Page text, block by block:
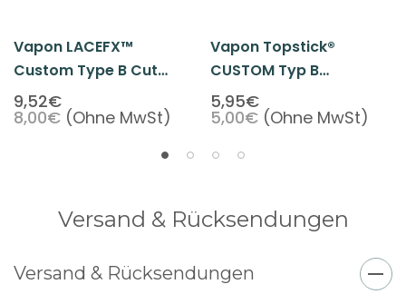
Vapon LACEFX™
Custom Type B Cut
(entspricht A-Form) 25
Stück/Karton
9,52€
8,00€ (Ohne MwSt)
Vapon Topstick®
CUSTOM Typ B
Cut(entspricht A-Form)
7,6cm X 25 Stück
5,95€
5,00€ (Ohne MwSt)
Versand & Rücksendungen
Versand & Rücksendungen